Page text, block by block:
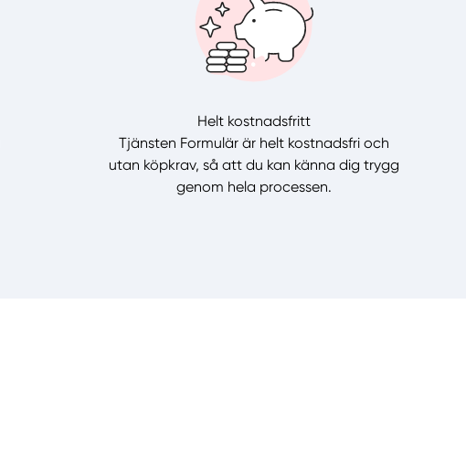
Helt kostnadsfritt
Tjänsten Formulär är helt kostnadsfri och
utan köpkrav, så att du kan känna dig trygg
genom hela processen.